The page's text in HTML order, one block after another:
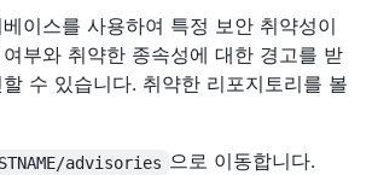
이스를 사용하여 특정 보안 취약성이
부와 취약한 종속성에 대한 경고를 받
수 있습니다. 취약한 리포지토리를 볼
advisories 으로 이동합니다.